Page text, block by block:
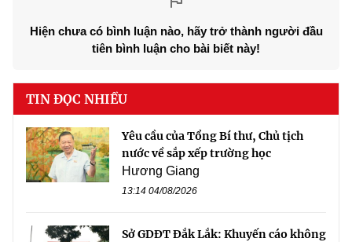
Hiện chưa có bình luận nào, hãy trở thành người đầu
tiên bình luận cho bài biết này!
TIN ĐỌC NHIỀU
Yêu cầu của Tổng Bí thư, Chủ tịch
nước về sắp xếp trường học
Hương Giang
13:14 04/08/2026
Sở GDĐT Đắk Lắk: Khuyến cáo không